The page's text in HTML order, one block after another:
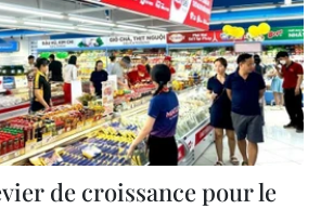
de croissance pour le